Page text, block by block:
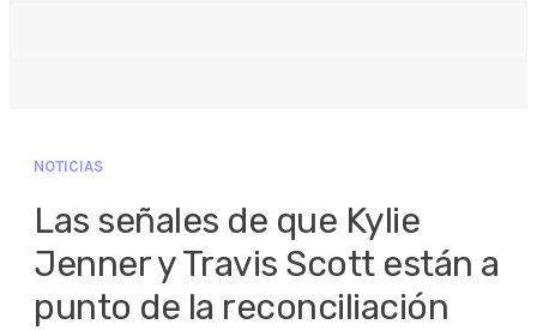
NOTICIAS
Las señales de que Kylie
Jenner y Travis Scott están a
punto de la reconciliación